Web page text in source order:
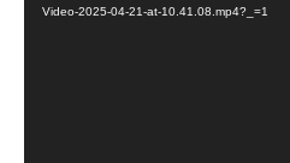
Video-2025-04-21-at-10.41.08.mp4?_=1